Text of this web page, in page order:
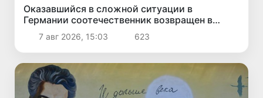
Оказавшийся в сложной ситуации в
Германии соотечественник возвращен в
Узбекистан
7 авг 2026, 15:03 623